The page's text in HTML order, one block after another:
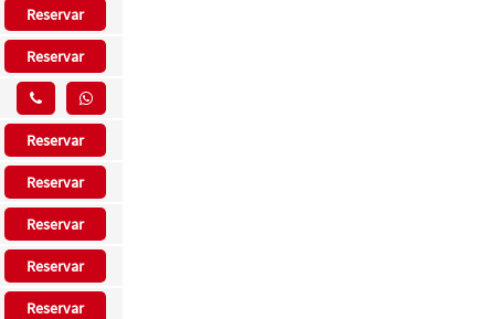
Reservar
Reservar
Reservar
Reservar
Reservar
Reservar
Reservar